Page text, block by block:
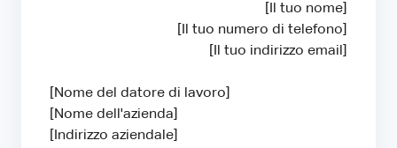
[Il tuo nome]
[Il tuo numero di telefono]
[Il tuo indirizzo email]
[Nome del datore di lavoro]
[Nome dell'azienda]
[Indirizzo aziendale]